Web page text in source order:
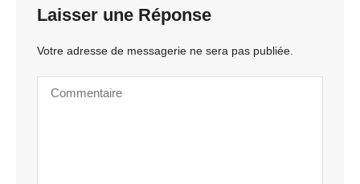
Laisser une Réponse
Votre adresse de messagerie ne sera pas publiée.